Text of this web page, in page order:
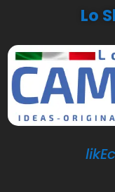
Lo